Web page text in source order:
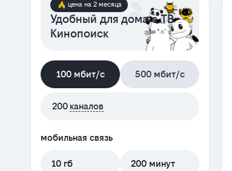
цена на 2 месяца
Удобный для дома с ТВ
Кинопоиск
100 мбит/с 500 мбит/с
200 каналов
мобильная связь
10 гб 200 минут